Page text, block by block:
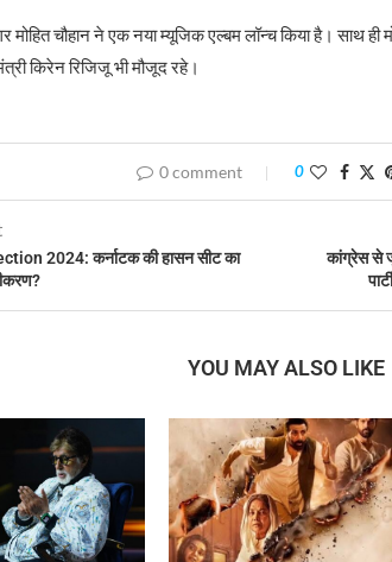
मोहित चौहान ने एक नया म्यूजिक एल्बम लॉन्च किया है। साथ ही
किरेन रिजिजू भी मौजूद रहे।
0 comment 0
2024: कर्नाटक की हासन सीट का
कांग्रेस से
YOU MAY ALSO LIKE